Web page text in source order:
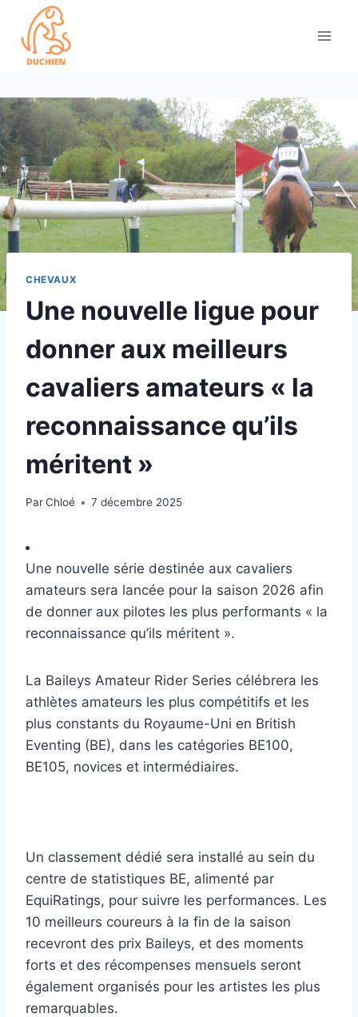
content
CHEVAUX
Une nouvelle ligue pour
donner aux meilleurs
cavaliers amateurs « la
reconnaissance qu’ils
méritent »
ParChloé 7 décembre 2025
Une nouvelle série destinée aux cavaliers
amateurs sera lancée pour la saison 2026 afin
de donner aux pilotes les plus performants « la
reconnaissance qu’ils méritent ».
La Baileys Amateur Rider Series célébrera les
athlètes amateurs les plus compétitifs et les
plus constants du Royaume-Uni en British
Eventing (BE), dans les catégories BE100,
BE105, novices et intermédiaires.
Un classement dédié sera installé au sein du
centre de statistiques BE, alimenté par
EquiRatings, pour suivre les performances. Les
10 meilleurs coureurs à la fin de la saison
recevront des prix Baileys, et des moments
forts et des récompenses mensuels seront
également organisés pour les artistes les plus
remarquables.